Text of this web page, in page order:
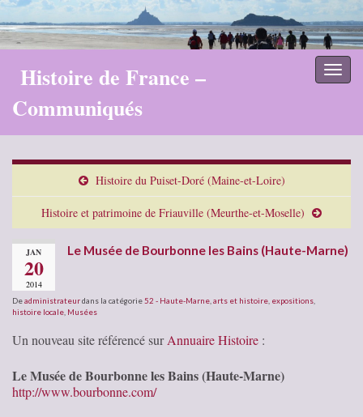
Histoire de France –
Communiqués
Histoire du Puiset-Doré (Maine-et-Loire)
Histoire et patrimoine de Friauville (Meurthe-et-Moselle)
JAN
20
2014
Le Musée de Bourbonne les Bains (Haute-Marne)
Deadministrateurdans la catégorie 52 - Haute-Marne arts et histoire expositions
histoire locale Musées
Un nouveau site référencé surAnnuaire Histoire :
Le Musée de Bourbonne les Bains (Haute-Marne)
http://www.bourbonne.com/